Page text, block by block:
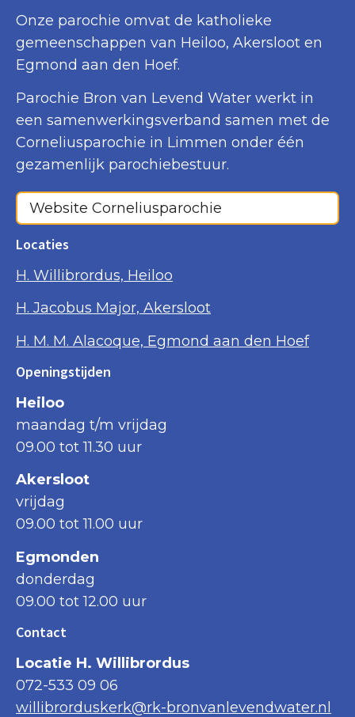
Onze parochie omvat de katholieke
gemeenschappen van Heiloo, Akersloot en
Egmond aan den Hoef.
Parochie Bron van Levend Water werkt in
een samenwerkingsverband samen met de
Corneliusparochie in Limmen onder één
gezamenlijk parochiebestuur.
Website Corneliusparochie
Locaties
H. Willibrordus, Heiloo
H. Jacobus Major, Akersloot
H. M. M. Alacoque, Egmond aan den Hoef
Openingstijden
Heiloo
maandag t/m vrijdag
09.00 tot 11.30 uur
Akersloot
vrijdag
09.00 tot 11.00 uur
Egmonden
donderdag
09.00 tot 12.00 uur
Contact
Locatie H. Willibrordus
072-533 09 06
willibrorduskerk@rk-bronvanlevendwater.nl